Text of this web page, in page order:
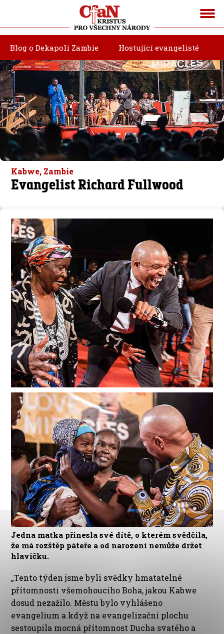
Blog o Dekapoli Zambie Hostující evangelisté
Kabwe, Zambie
Evangelist Richard Fullwood
Jedna matka přinesla své dítě, o kterém svědčila,
že má rozštěp páteře a od narození nemůže držet
hlavičku.
„Tento týden jsme byli svědky hmatatelné
přítomnosti všemohoucího Boha, jakou Kabwe
dosud nezažilo. Městu bylo vyhlášeno
evangelium a když na evangelizační plochu
sestoupila mocná přítomnost Ducha svatého a